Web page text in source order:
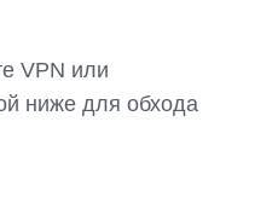
VPN или
ниже для обхода